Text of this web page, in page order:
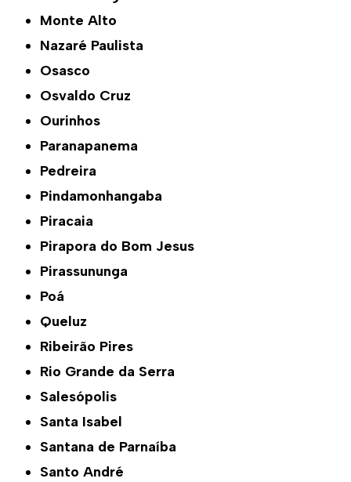
Monte Alto
Nazaré Paulista
Osasco
Osvaldo Cruz
Ourinhos
Paranapanema
Pedreira
Pindamonhangaba
Piracaia
Pirapora do Bom Jesus
Pirassununga
Poá
Queluz
Ribeirão Pires
Rio Grande da Serra
Salesópolis
Santa Isabel
Santana de Parnaíba
Santo André